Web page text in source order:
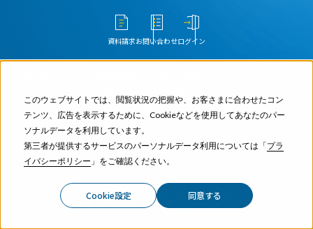
このウェブサイトでは、閲覧状況の把握や、お客さまに合わせたコン
テンツ、広告を表示するために、Cookieなどを使用してあなたのパー
ソナルデータを利用しています。
第三者が提供するサービスのパーソナルデータ利用については「プラ
イバシーポリシー 」をご確認ください。
Cookie設定 同意する
資料請求お問い合わせログイン
RemoteLOCKクラウドサービス利用規約
施設PRをご希望の方
ビジネスパートナー募集